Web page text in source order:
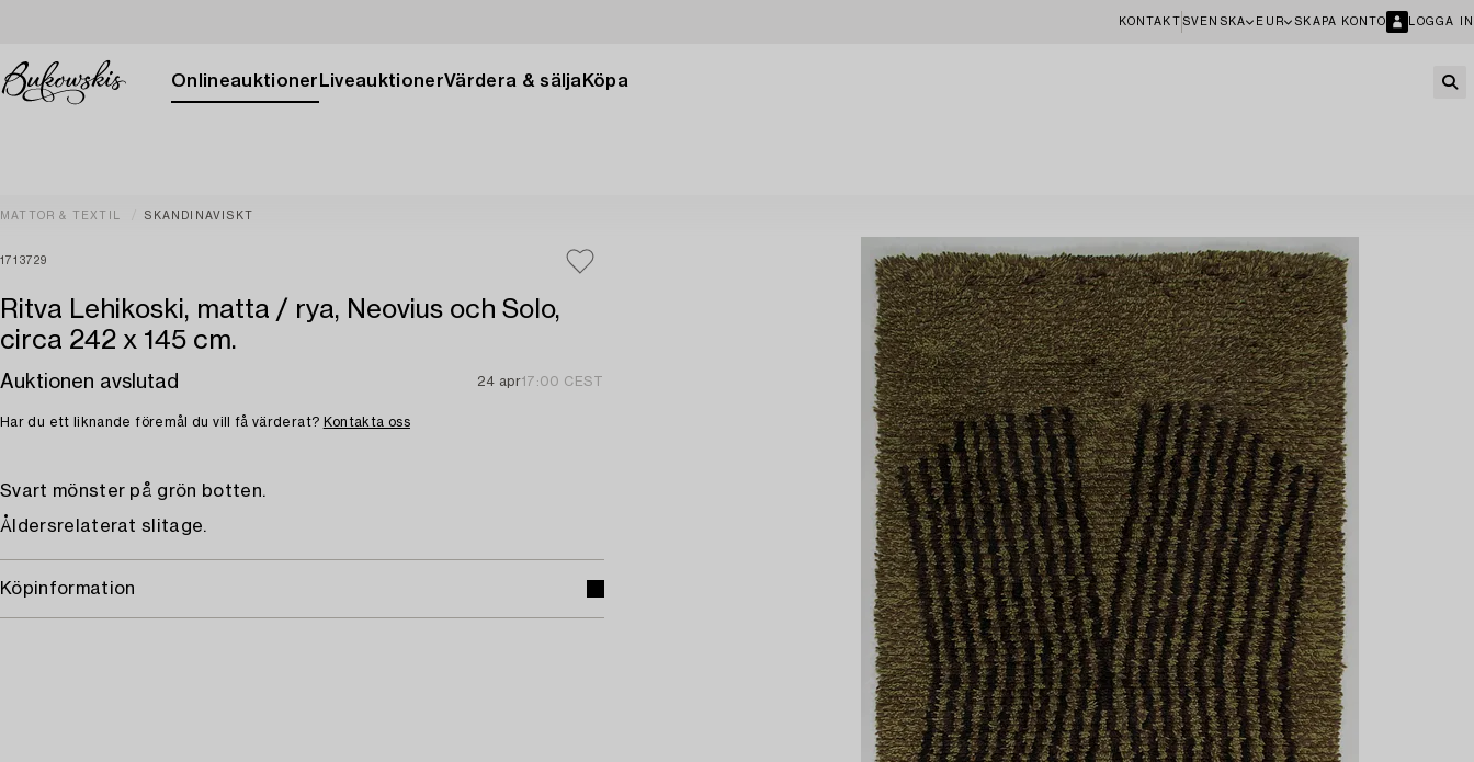
KONTAKT SVENSKA EUR SKAPA KONTO LOGGA IN
Onlineauktioner LiveauktionerVärdera & sälja Köpa
MATTOR & TEXTIL SKANDINAVISKT
1713729
Ritva Lehikoski, matta / rya, Neovius och Solo,
circa 242 x 145 cm.
Auktionen avslutad 24 apr17:00 CEST
Har du ett liknande föremål du vill få värderat? Kontakta oss
Svart mönster på grön botten.
Åldersrelaterat slitage.
Köpinformation